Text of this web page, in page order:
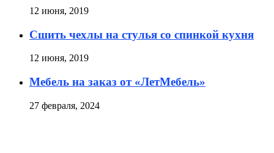
12 июня, 2019
Сшить чехлы на стулья со спинкой кухня
12 июня, 2019
Мебель на заказ от «ЛетМебель»
27 февраля, 2024